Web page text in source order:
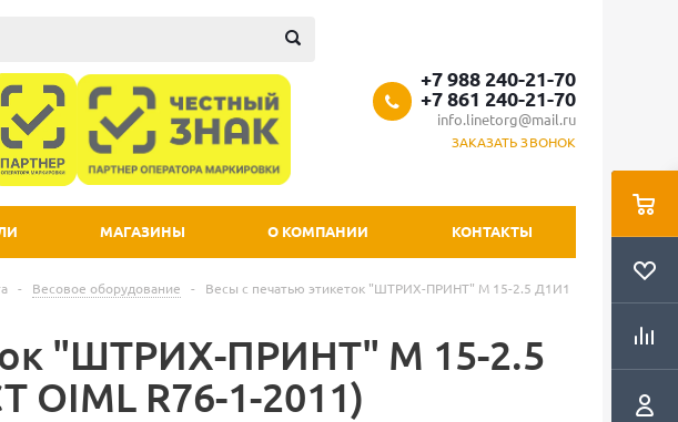
+7 988 240-21-70
+7 861 240-21-70
info.linetorg@mail.ru
ЗАКАЗАТЬ ЗВОНОК
МАГАЗИНЫ О КОМПАНИИ КОНТАКТЫ
- Весовое оборудование -
Весы с печатью этикеток "ШТРИХ-ПРИНТ" М 15-2.5 Д1И1
"ШТРИХ-ПРИНТ" М 15-2.5
R76-1-2011)